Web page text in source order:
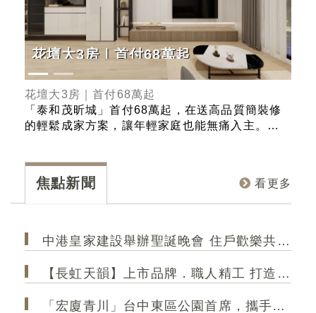
花壇大3房｜首付68萬起
花壇大3房｜首付68萬起
「泰和茂昕城」首付68萬起，在送高品質簡裝修
的輕鬆成家方案，讓年輕家庭也能無痛入主。產
家，更是直接升級一個高品質、高採光、高效率
的精緻生活！
焦點新聞 看更多
中港皇家建設舉辦聖誕晚會 住戶歡樂共聚 極光大2房成菁英首選
【長虹天韻】上市品牌．職人精工 打造港區 高規格精品建築
「宏廈青川」台中東區公園首席，攜手35年甲級營造，打造2房2衛新作